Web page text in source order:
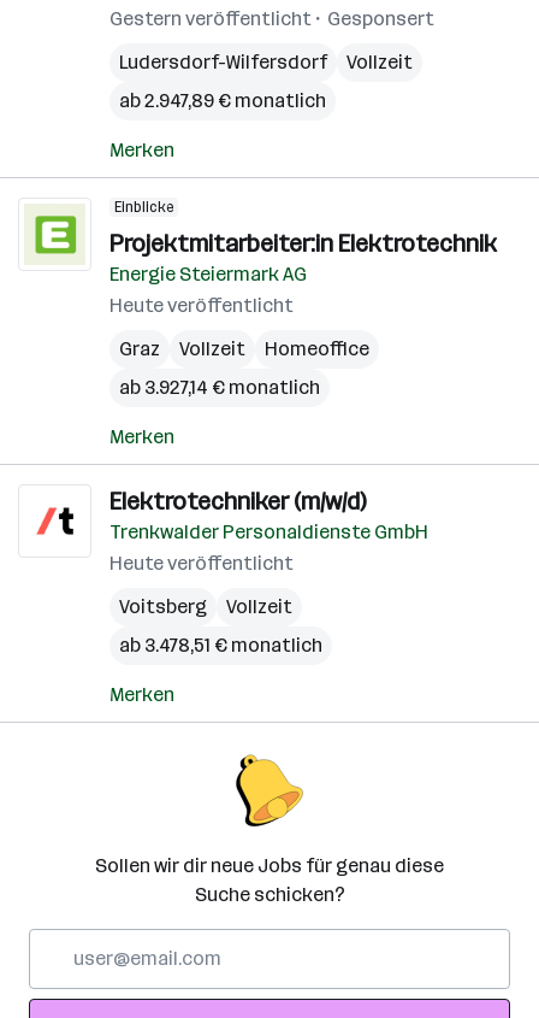
Gestern veröffentlicht
Gesponsert
Ludersdorf-Wilfersdorf
Vollzeit
ab 2.947,89 € monatlich
Merken
Einblicke
Projektmitarbeiter:in Elektrotechnik
Energie Steiermark AG
Heute veröffentlicht
Graz
Vollzeit
Homeoffice
ab 3.927,14 € monatlich
Merken
Elektrotechniker (m/w/d)
Trenkwalder Personaldienste GmbH
Heute veröffentlicht
Voitsberg
Vollzeit
ab 3.478,51 € monatlich
Merken
Sollen wir dir neue Jobs für genau diese
Suche schicken?
Adresse